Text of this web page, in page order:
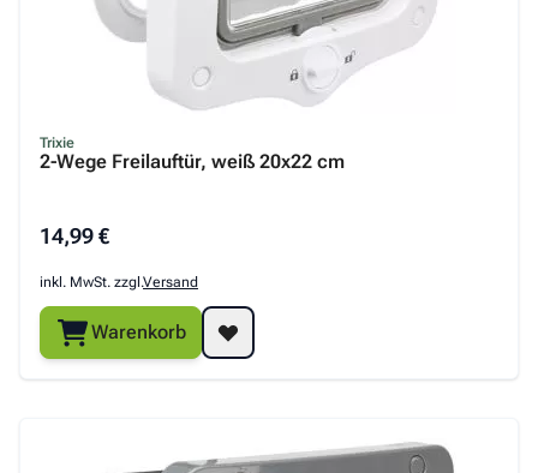
Trixie
2-Wege Freilauftür, weiß 20x22 cm
14,99 €
inkl. MwSt. zzgl.Versand
Warenkorb